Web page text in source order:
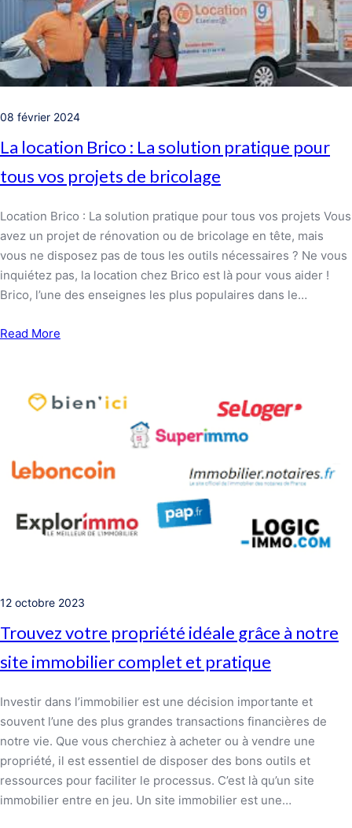
08 février 2024
La location Brico : La solution pratique pour
tous vos projets de bricolage
Location Brico : La solution pratique pour tous vos projets Vous
avez un projet de rénovation ou de bricolage en tête, mais
vous ne disposez pas de tous les outils nécessaires ? Ne vous
inquiétez pas, la location chez Brico est là pour vous aider !
Brico, l’une des enseignes les plus populaires dans le…
Read More
12 octobre 2023
Trouvez votre propriété idéale grâce à notre
site immobilier complet et pratique
Investir dans l’immobilier est une décision importante et
souvent l’une des plus grandes transactions financières de
notre vie. Que vous cherchiez à acheter ou à vendre une
propriété, il est essentiel de disposer des bons outils et
ressources pour faciliter le processus. C’est là qu’un site
immobilier entre en jeu. Un site immobilier est une…